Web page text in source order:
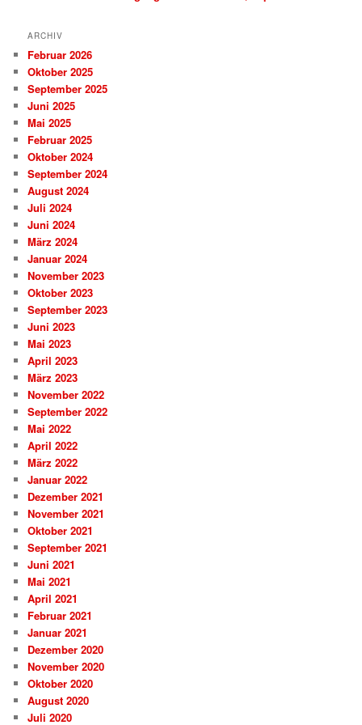
ARCHIV
Februar 2026
Oktober 2025
September 2025
Juni 2025
Mai 2025
Februar 2025
Oktober 2024
September 2024
August 2024
Juli 2024
Juni 2024
März 2024
Januar 2024
November 2023
Oktober 2023
September 2023
Juni 2023
Mai 2023
April 2023
März 2023
November 2022
September 2022
Mai 2022
April 2022
März 2022
Januar 2022
Dezember 2021
November 2021
Oktober 2021
September 2021
Juni 2021
Mai 2021
April 2021
Februar 2021
Januar 2021
Dezember 2020
November 2020
Oktober 2020
August 2020
Juli 2020